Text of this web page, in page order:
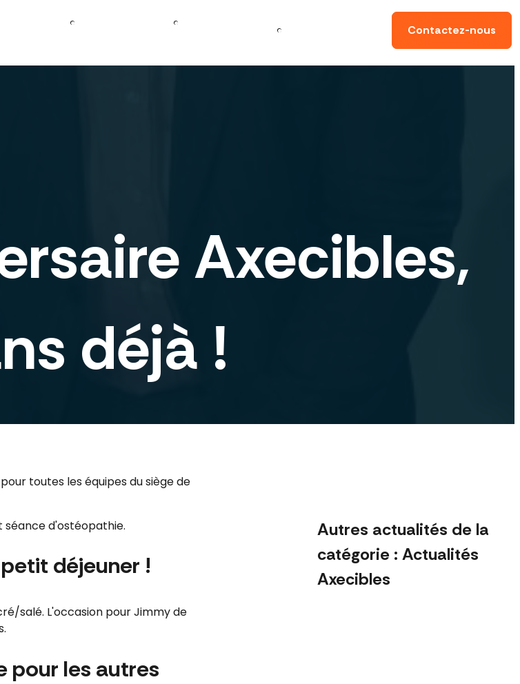
mon site
présence digitale
Contactez-nous
Axecibles,
déjà !
toutes les équipes du siège de
d'ostéopathie.
déjeuner !
salé. L'occasion pour Jimmy de
pour les autres
Autres actualités de la
catégorie : Actualités
Axecibles